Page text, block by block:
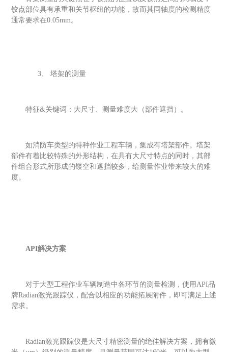
铰点部位具有承重和关节枢纽的功能，故而其同轴度的检测精度
通常要求在0.05mm。
3、塔架的测量
特征&关键词：大尺寸、测量难度大（部件遮挡）。
如消防车类型的特种作业工程车辆，集成有塔架部件。塔架
部件有着比较特殊的外形结构，在具有大尺寸特点的同时，其部
件组合形式所形成的镂空和遮挡较多，给测量作业带来较大的难
度。
API解决方案
对于大型工程作业车辆制造中各环节的测量检测，使用API品
牌Radian激光跟踪仪，配合以相应的功能拓展附件，即可满足上述
需求。
Radian激光跟踪仪是大尺寸精密测量的绝佳解决方案，拥有微